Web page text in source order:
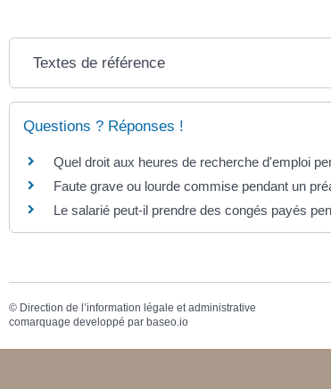
Textes de référence
Questions ? Réponses !
Quel droit aux heures de recherche d'emploi
Faute grave ou lourde commise pendant un
Le salarié peut-il prendre des congés payés
© Direction de l’information légale et administrative
comarquage developpé par baseo.io